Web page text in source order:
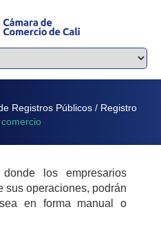
Registros Públicos / Registro
los empresarios
sus operaciones, podrán
en forma manual o